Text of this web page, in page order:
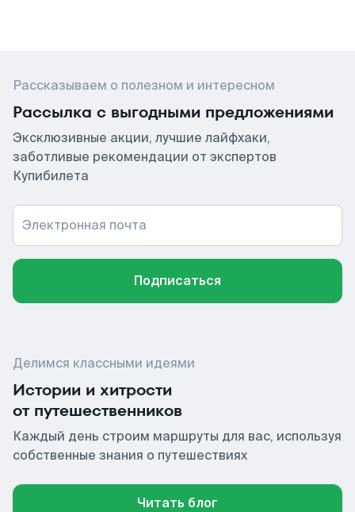
Рассказываем о полезном и интересном
Рассылка с выгодными предложениями
Эксклюзивные акции, лучшие лайфхаки,
заботливые рекомендации от экспертов
Купибилета
Электронная почта
Подписаться
Делимся классными идеями
Истории и хитрости
от путешественников
Каждый день строим маршруты для вас, используя
собственные знания о путешествиях
Читать блог